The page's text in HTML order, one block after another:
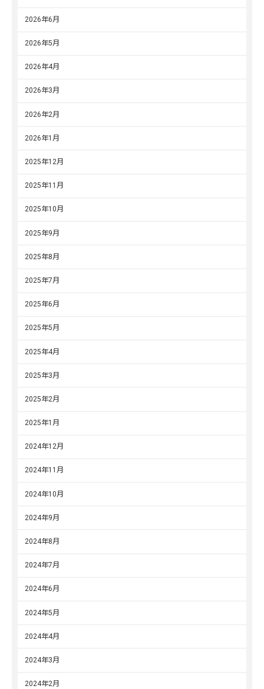
2026年6月
2026年5月
2026年4月
2026年3月
2026年2月
2026年1月
2025年12月
2025年11月
2025年10月
2025年9月
2025年8月
2025年7月
2025年6月
2025年5月
2025年4月
2025年3月
2025年2月
2025年1月
2024年12月
2024年11月
2024年10月
2024年9月
2024年8月
2024年7月
2024年6月
2024年5月
2024年4月
2024年3月
2024年2月